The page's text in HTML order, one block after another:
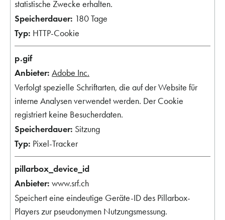
statistische Zwecke erhalten.
180 Tage
HTTP-Cookie
p.gif
Adobe Inc.
Verfolgt spezielle Schriftarten, die auf der Website für
interne Analysen verwendet werden. Der Cookie
registriert keine Besucherdaten.
Sitzung
Pixel-Tracker
pillarbox_device_id
www.srf.ch
Speichert eine eindeutige Geräte-ID des Pillarbox-
Players zur pseudonymen Nutzungsmessung.